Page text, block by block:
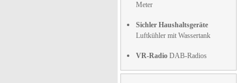
Meter
Sichler Haushaltsgeräte
Luftkühler mit Wassertank
VR-Radio DAB-Radios